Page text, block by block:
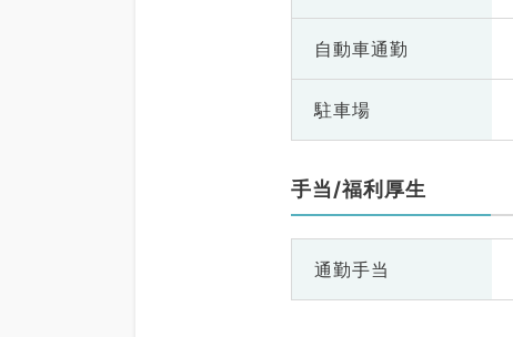
自動車通勤
駐車場
手当/福利厚生
通勤手当